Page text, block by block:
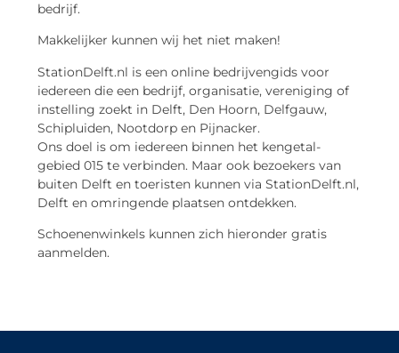
bedrijf.
Makkelijker kunnen wij het niet maken!
StationDelft.nl is een online bedrijvengids voor
iedereen die een bedrijf, organisatie, vereniging of
instelling zoekt in Delft, Den Hoorn, Delfgauw,
Schipluiden, Nootdorp en Pijnacker.
Ons doel is om iedereen binnen het kengetal-
gebied 015 te verbinden. Maar ook bezoekers van
buiten Delft en toeristen kunnen via StationDelft.nl,
Delft en omringende plaatsen ontdekken.
Schoenenwinkels kunnen zich hieronder gratis
aanmelden.